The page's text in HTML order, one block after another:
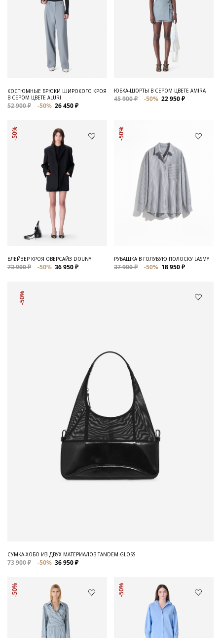
КОСТЮМНЫЕ БРЮКИ ШИРОКОГО КРОЯ
В СЕРОМ ЦВЕТЕ ALURI
52 900 ₽ -50% 26 450 ₽
ЮБКА-ШОРТЫ В СЕРОМ ЦВЕТЕ AMIRA
45 900 ₽ -50% 22 950 ₽
-50%
БЛЕЙЗЕР КРОЯ ОВЕРСАЙЗ DOUNY
73 900 ₽ -50% 36 950 ₽
-50%
РУБАШКА В ГОЛУБУЮ ПОЛОСКУ LASMY
37 900 ₽ -50% 18 950 ₽
-50%
СУМКА-ХОБО ИЗ ДВУХ МАТЕРИАЛОВ TANDEM GLOSS
73 900 ₽ -50% 36 950 ₽
-50% -50%